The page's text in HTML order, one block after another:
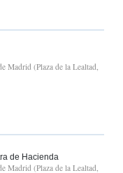
Madrid (Plaza de la Lealtad,
de Hacienda
Madrid (Plaza de la Lealtad,